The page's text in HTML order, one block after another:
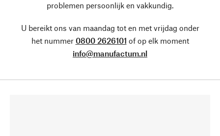
problemen persoonlijk en vakkundig.
U bereikt ons van maandag tot en met vrijdag onder
het nummer 0800 2626101 of op elk moment
info@manufactum.nl